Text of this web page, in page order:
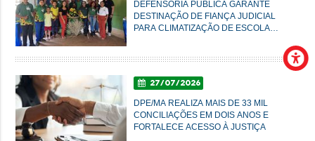
DEFENSORIA PÚBLICA GARANTE
DESTINAÇÃO DE FIANÇA JUDICIAL
PARA CLIMATIZAÇÃO DE ESCOLA
27/07/2026
DPE/MA REALIZA MAIS DE 33 MIL
CONCILIAÇÕES EM DOIS ANOS E
FORTALECE ACESSO À JUSTIÇA